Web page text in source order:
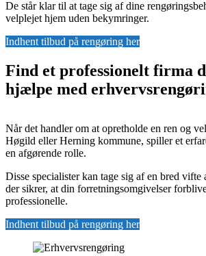
De står klar til at tage sig af dine
velplejet hjem uden bekymringer.
Indhent tilbud på rengøring her
Find et professionelt firma
hjælpe med
Når det handler om at opretholde en ren og
Høgild eller Herning kommune, spiller et
en afgørende rolle.
Disse specialister kan tage sig af en bred
der sikrer, at din forretningsomgivelser
professionelle.
Indhent tilbud på rengøring her